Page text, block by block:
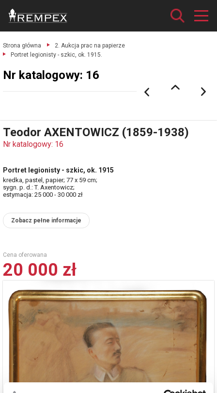
Strona główna
2. Aukcja prac na papierze
Portret legionisty - szkic, ok. 1915.
Nr katalogowy: 16
Teodor AXENTOWICZ (1859-1938)
Nr katalogowy: 16
Portret legionisty - szkic, ok. 1915
kredka, pastel, papier; 77 x 59 cm;
sygn. p. d.: T. Axentowicz;
estymacja: 25 000 - 30 000 zł
Zobacz pełne informacje
Cena oferowana
20 000 zł